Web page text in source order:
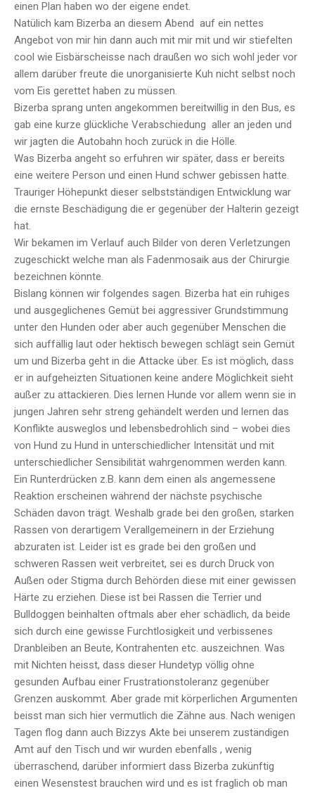
einen Plan haben wo der eigene endet.
Natülich kam Bizerba an diesem Abend auf ein nettes
Angebot von mir hin dann auch mit mir mit und wir stiefelten
cool wie Eisbärscheisse nach draußen wo sich wohl jeder vor
allem darüber freute die unorganisierte Kuh nicht selbst noch
vom Eis gerettet haben zu müssen.
Bizerba sprang unten angekommen bereitwillig in den Bus, es
gab eine kurze glückliche Verabschiedung aller an jeden und
wir jagten die Autobahn hoch zurück in die Hölle.
Was Bizerba angeht so erfuhren wir später, dass er bereits
eine weitere Person und einen Hund schwer gebissen hatte.
Trauriger Höhepunkt dieser selbstständigen Entwicklung war
die ernste Beschädigung die er gegenüber der Halterin gezeigt
hat.
Wir bekamen im Verlauf auch Bilder von deren Verletzungen
zugeschickt welche man als Fadenmosaik aus der Chirurgie
bezeichnen könnte.
Bislang können wir folgendes sagen. Bizerba hat ein ruhiges
und ausgeglichenes Gemüt bei aggressiver Grundstimmung
unter den Hunden oder aber auch gegenüber Menschen die
sich auffällig laut oder hektisch bewegen schlägt sein Gemüt
um und Bizerba geht in die Attacke über. Es ist möglich, dass
er in aufgeheizten Situationen keine andere Möglichkeit sieht
außer zu attackieren. Dies lernen Hunde vor allem wenn sie in
jungen Jahren sehr streng gehändelt werden und lernen das
Konflikte ausweglos und lebensbedrohlich sind – wobei dies
von Hund zu Hund in unterschiedlicher Intensität und mit
unterschiedlicher Sensibilität wahrgenommen werden kann.
Ein Runterdrücken z.B. kann dem einen als angemessene
Reaktion erscheinen während der nächste psychische
Schäden davon trägt. Weshalb grade bei den großen, starken
Rassen von derartigem Verallgemeinern in der Erziehung
abzuraten ist. Leider ist es grade bei den großen und
schweren Rassen weit verbreitet, sei es durch Druck von
Außen oder Stigma durch Behörden diese mit einer gewissen
Härte zu erziehen. Diese ist bei Rassen die Terrier und
Bulldoggen beinhalten oftmals aber eher schädlich, da beide
sich durch eine gewisse Furchtlosigkeit und verbissenes
Dranbleiben an Beute, Kontrahenten etc. auszeichnen. Was
mit Nichten heisst, dass dieser Hundetyp völlig ohne
gesunden Aufbau einer Frustrationstoleranz gegenüber
Grenzen auskommt. Aber grade mit körperlichen Argumenten
beisst man sich hier vermutlich die Zähne aus. Nach wenigen
Tagen flog dann auch Bizzys Akte bei unserem zuständigen
Amt auf den Tisch und wir wurden ebenfalls , wenig
überraschend, darüber informiert dass Bizerba zukünftig
einen Wesenstest brauchen wird und es ist fraglich ob man